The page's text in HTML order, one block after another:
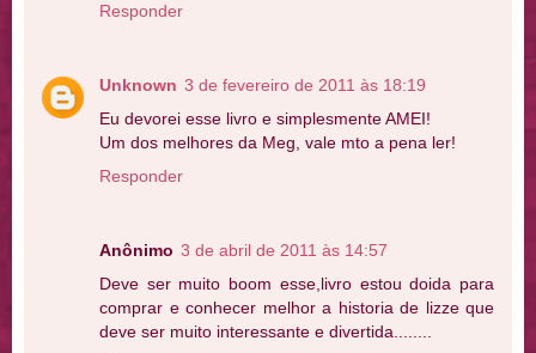
Responder
Unknown 3 de fevereiro de 2011 às 18:19
Eu devorei esse livro e simplesmente AMEI!
Um dos melhores da Meg, vale mto a pena ler!
Responder
Anônimo 3 de abril de 2011 às 14:57
Deve ser muito boom esse,livro estou doida para
comprar e conhecer melhor a historia de lizze que
deve ser muito interessante e divertida........